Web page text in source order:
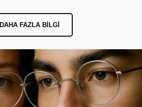
DAHA FAZLA BILGI